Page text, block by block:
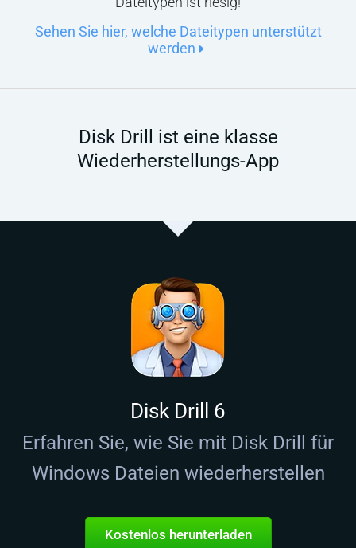
Sehen Sie hier, welche Dateitypen unterstützt
werden
Disk Drill ist eine klasse
Wiederherstellungs-App
Disk Drill 6
Erfahren Sie, wie Sie mit Disk Drill für
Windows Dateien wiederherstellen
Kostenlos herunterladen